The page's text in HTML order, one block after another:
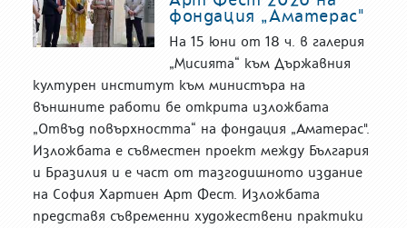
фондация „Аматерас"
На 15 юни от 18 ч. в галерия
„Мисията“ към Държавния
културен институт към министъра на
външните работи бе открита изложбата
„Отвъд повърхността“ на фондация „Аматерас".
Изложбата е съвместен проект между България
и Бразилия и е част от тазгодишното издание
на София Хартиен Арт Фест. Изложбата
представя съвременни художествени практики